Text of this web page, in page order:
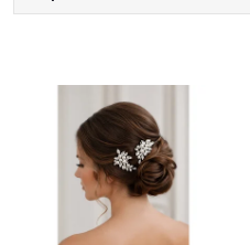
Najpredávanejšie
Abecedne